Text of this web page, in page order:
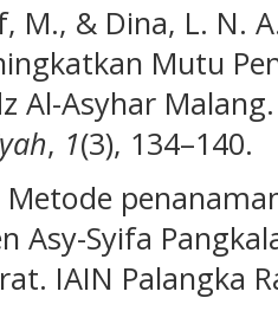
M., & Dina, L. N.
Mutu
Al-Asyhar
, 1(3), 134–140.
Metode
Asy-Syifa
IAIN Palangka